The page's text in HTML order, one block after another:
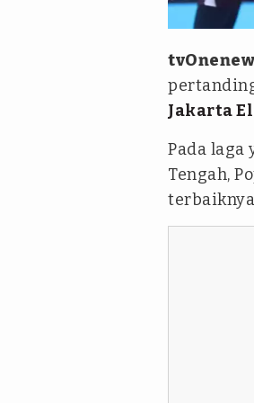
Jakarta
Pada laga
Tengah,